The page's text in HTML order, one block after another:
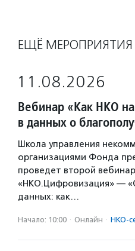
ЕЩЁ МЕРОПРИЯТИЯ
11.08.2026
Вебинар «Как НКО
в данных о
Школа управления
организациями Фонда
проведет второй
«НКО.Цифровизация» —
данных: как…
Начало: 10:00 · Онлайн · НКО-